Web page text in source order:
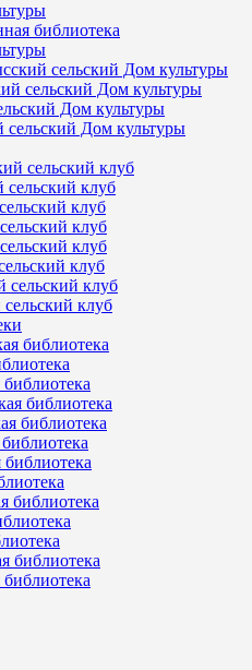
библиотека
сельский Дом культуры
сельский Дом культуры
Дом культуры
сельский Дом культуры
сельский клуб
клуб
клуб
клуб
клуб
клуб
сельский клуб
клуб
библиотека
библиотека
библиотека
библиотека
библиотека